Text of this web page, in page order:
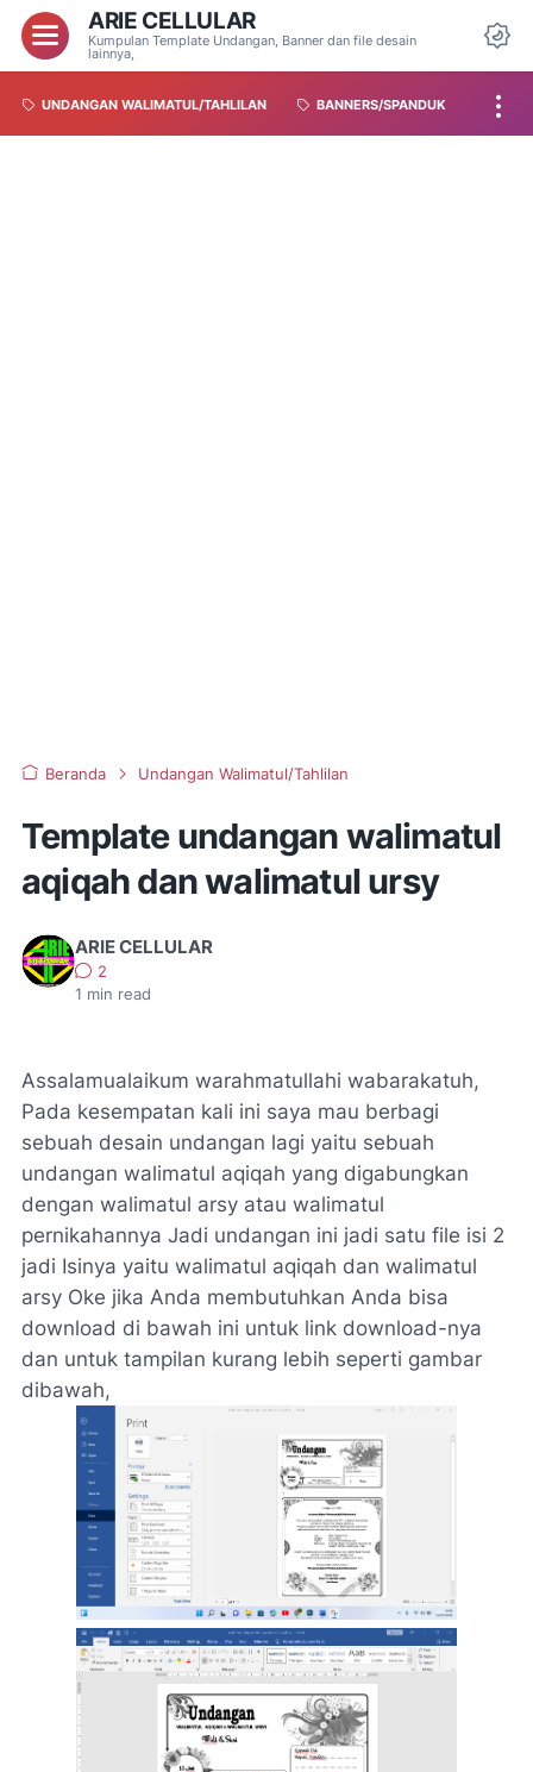
ARIE CELLULAR
Kumpulan Template Undangan, Banner dan file desain
lainnya,
UNDANGAN WALIMATUL/TAHLILAN BANNERS/SPANDUK
Beranda Undangan Walimatul/Tahlilan
Template undangan walimatul
aqiqah dan walimatul ursy
ARIE CELLULAR
2
1 min read
Assalamualaikum warahmatullahi wabarakatuh,
Pada kesempatan kali ini saya mau berbagi
sebuah desain undangan lagi yaitu sebuah
undangan walimatul aqiqah yang digabungkan
dengan walimatul arsy atau walimatul
pernikahannya Jadi undangan ini jadi satu file isi 2
jadi Isinya yaitu walimatul aqiqah dan walimatul
arsy Oke jika Anda membutuhkan Anda bisa
download di bawah ini untuk link download-nya
dan untuk tampilan kurang lebih seperti gambar
dibawah,